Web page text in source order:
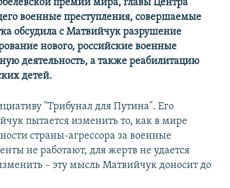
премии мира, главы Центра
военные преступления, совершаемые
обсудила с Матвийчук разрушение
нового, российские военные
деятельность, а также реабилитацию
детей.
"Трибунал для Путина". Его
пытается изменить то, как в мире
страны-агрессора за военные
не работают, для жертв не удается
– эту мысль Матвийчук доносит до